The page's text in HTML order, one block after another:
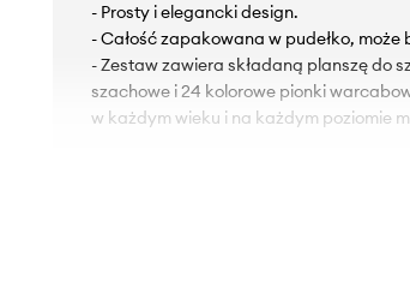
- Prosty i elegancki design.
- Całość zapakowana w pudełko,
- Zestaw zawiera składaną planszę do
szachowe i 24 kolorowe pionki
w każdym wieku i na każdym poziomie